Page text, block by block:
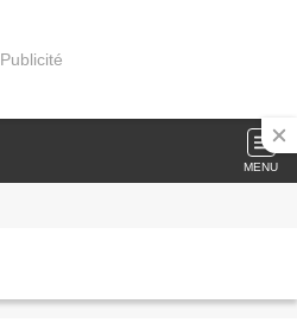
Publicité
MENU